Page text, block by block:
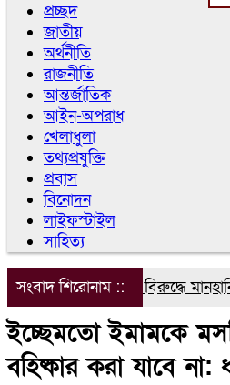
প্রচ্ছদ
জাতীয়
অর্থনীতি
রাজনীতি
আন্তর্জাতিক
আইন-অপরাধ
খেলাধুলা
তথ্যপ্রযুক্তি
প্রবাস
বিনোদন
লাইফস্টাইল
সাহিত্য
সংবাদ শিরোনাম ::
ডিপজলের বিরুদ্ধে মানহানির
ইচ্ছেমতো ইমামকে
বহিষ্কার করা যাবে না: